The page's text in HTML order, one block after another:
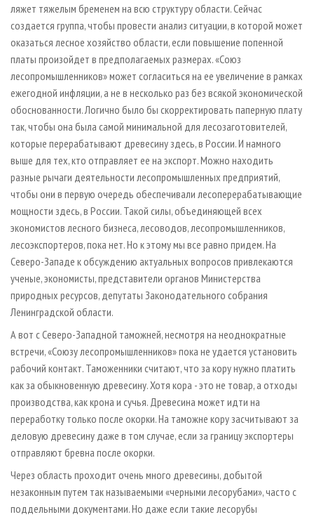
ляжет тяжелым бременем на всю структуру области. Сейчас
создается группа, чтобы провести анализ ситуации, в которой может
оказаться лесное хозяйство области, если повышение попенной
платы произойдет в предполагаемых размерах. «Союз
лесопромышленников» может согласиться на ее увеличение в рамках
ежегодной инфляции, а не в несколько раз без всякой экономической
обоснованности. Логично было бы скорректировать паперную плату
так, чтобы она была самой минимальной для лесозаготовителей,
которые перерабатывают древесину здесь, в России. И намного
выше для тех, кто отправляет ее на экспорт. Можно находить
разные рычаги деятельности лесопромышленных предприятий,
чтобы они в первую очередь обеспечивали лесоперерабатывающие
мощности здесь, в России. Такой силы, объединяющей всех
экономистов лесного бизнеса, лесоводов, лесопромышленников,
лесоэкспортеров, пока нет. Но к этому мы все равно придем. На
Северо-Западе к обсуждению актуальных вопросов привлекаются
ученые, экономисты, представители органов Министерства
природных ресурсов, депутаты Законодательного собрания
Ленинградской области.
А вот с Северо-Западной таможней, несмотря на неоднократные
встречи, «Союзу лесопромышленников» пока не удается установить
рабочий контакт. Таможенники считают, что за кору нужно платить
как за обыкновенную древесину. Хотя кора - это не товар, а отходы
производства, как крона и сучья. Древесина может идти на
переработку только после окорки. На таможне кору засчитывают за
деловую древесину даже в том случае, если за границу экспортеры
отправляют бревна после окорки.
Через область проходит очень много древесины, добытой
незаконным путем так называемыми «черными лесорубами», часто с
поддельными документами. Но даже если такие лесорубы